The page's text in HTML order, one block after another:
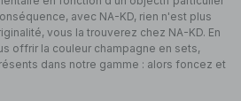
avec NA-KD, rien n'est plus
vous la trouverez chez NA-KD. En
offrir la couleur champagne en sets,
dans notre gamme : alors foncez et